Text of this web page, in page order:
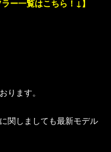
ー一覧はこちら！↓】
ります。
関しましても最新モデル